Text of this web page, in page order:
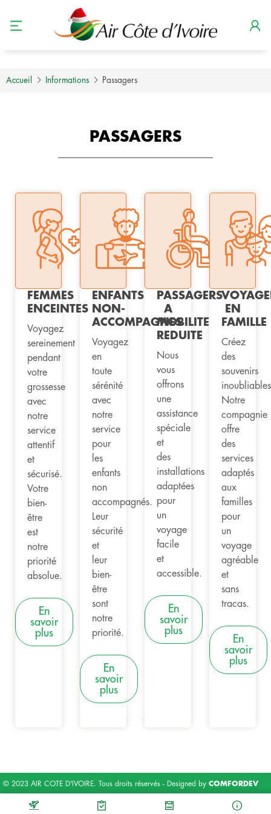
Accueil Informations Passagers
PASSAGERS
FEMMES
ENCEINTES
Voyagez
sereinement
pendant
votre
grossesse
avec
notre
service
attentif
et
sécurisé.
Votre
bien-
être
est
notre
priorité
absolue.
En
savoir
plus
ENFANTS
NON-
ACCOMPAGNES
Voyagez
en
toute
sérénité
avec
notre
service
pour
les
enfants
non
accompagnés.
Leur
sécurité
et
leur
bien-
être
sont
notre
priorité.
En
savoir
plus
PASSAGERS
A
MOBILITE
REDUITE
Nous
vous
offrons
une
assistance
spéciale
et
des
installations
adaptées
pour
un
voyage
facile
et
accessible.
En
savoir
plus
EN
FAMILLE
Créez
des
souvenirs
Notre
compagnie
offre
des
services
adaptés
aux
familles
pour
un
voyage
agréable
et
sans
tracas.
En
savoir
plus
© 2023 AIR COTE D'IVOIRE. Tous droits réservés - Designed by COMFORDEV